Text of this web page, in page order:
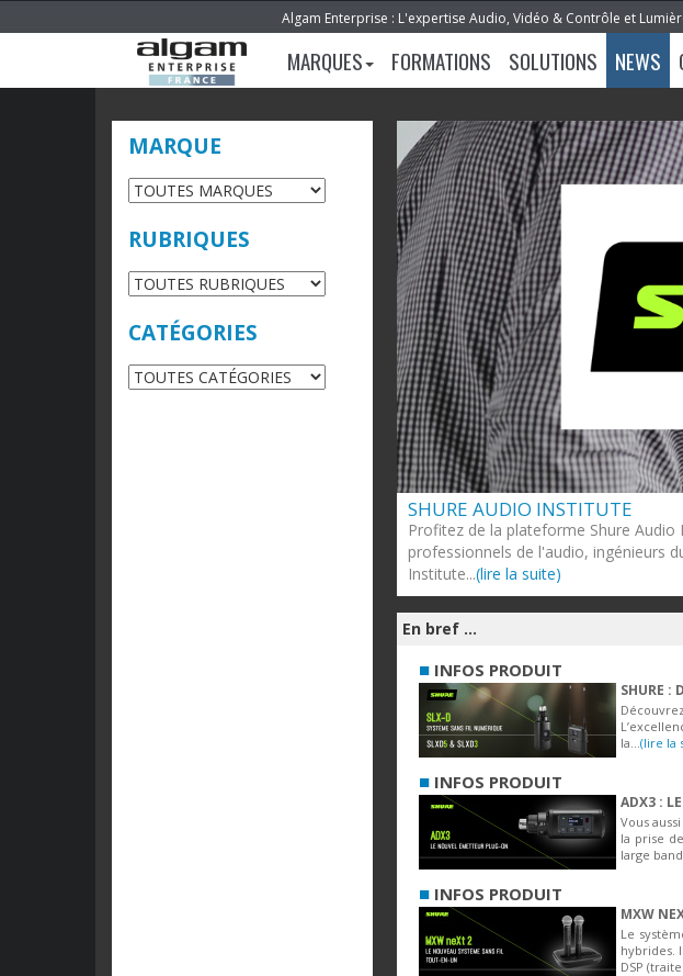
Algam Enterprise : L'expertise Audio, Vidéo & Contrôle et
MARQUES FORMATIONS SOLUTIONS NEWS
MARQUE
RUBRIQUES
CATÉGORIES
SHURE AUDIO INSTITUTE
Profitez de la plateforme Shure
professionnels de l'audio, ingénieurs
Institute...(lire la suite)
En bref ...
■ INFOS PRODUIT
SHURE :
la... (lire la
■ INFOS PRODUIT
ADX3 :
Vous
la prise
large
■ INFOS PRODUIT
MXW
Le
hybrides.
DSP